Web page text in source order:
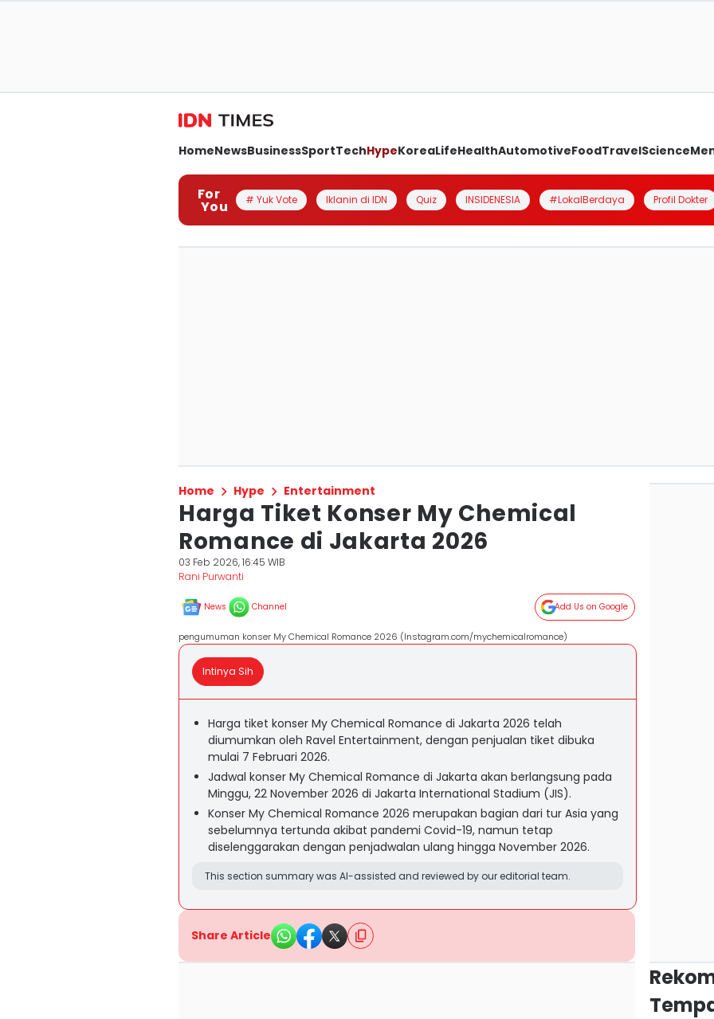
HomeNewsBusinessSportTechHypeKoreaLifeHealthAutomotiveFoodTravelScience
For
You # Yuk Vote Iklanin di IDN Quiz INSIDENESIA #LokalBerdaya Profil Dokter
Home Hype Entertainment
Harga Tiket Konser My Chemical
Romance di Jakarta 2026
03 Feb 2026, 16:45 WIB
Rani Purwanti
News Channel Add Us on Google
pengumuman konser My Chemical Romance 2026 (Instagram.com/mychemicalromance)
Intinya Sih
Harga tiket konser My Chemical Romance di Jakarta 2026 telah
diumumkan oleh Ravel Entertainment, dengan penjualan tiket dibuka
mulai 7 Februari 2026.
Jadwal konser My Chemical Romance di Jakarta akan berlangsung pada
Minggu, 22 November 2026 di Jakarta International Stadium (JIS).
Konser My Chemical Romance 2026 merupakan bagian dari tur Asia yang
sebelumnya tertunda akibat pandemi Covid-19, namun tetap
diselenggarakan dengan penjadwalan ulang hingga November 2026.
This section summary was AI-assisted and reviewed by our editorial team.
Share Article